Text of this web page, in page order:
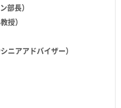
部長）
授）
ニアアドバイザー）